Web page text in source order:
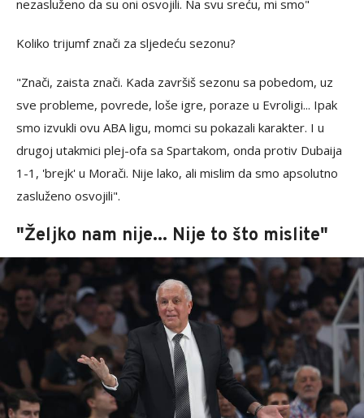
nezasluženo da su oni osvojili. Na svu sreću, mi smo"
Koliko trijumf znači za sljedeću sezonu?
"Znači, zaista znači. Kada završiš sezonu sa pobedom, uz
sve probleme, povrede, loše igre, poraze u Evroligi... Ipak
smo izvukli ovu ABA ligu, momci su pokazali karakter. I u
drugoj utakmici plej-ofa sa Spartakom, onda protiv Dubaija
1-1, 'brejk' u Morači. Nije lako, ali mislim da smo apsolutno
zasluženo osvojili".
"Željko nam nije... Nije to što mislite"